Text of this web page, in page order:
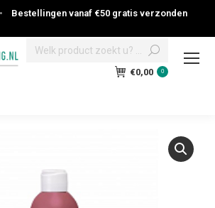
Bestellingen vanaf €50 gratis verzonden
Search:
€0,00 0